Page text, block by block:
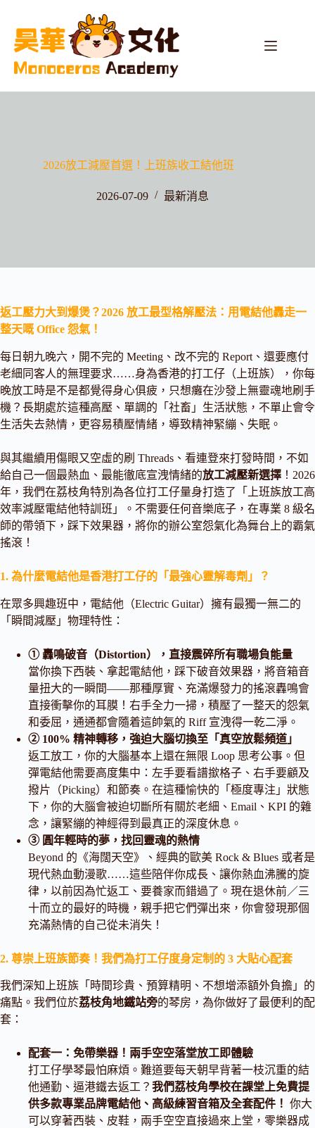
2026放工減壓首選！上班族收工結他班
2026-07-09 最新消息
返工壓力大到爆煲？2026 放工最型格解壓法：用電結他轟走一
整天嘅 Office 怨氣！
每日朝九晚六，開不完的 Meeting、改不完的 Report、還要應付
老細同客人的無理要求……身為香港的打工仔（上班族），你每
晚放工時是不是都覺得身心俱疲，只想癱在沙發上無靈魂地刷手
機？長期處於這種高壓、單調的「社畜」生活狀態，不單止會令
生活失去熱情，更容易積壓情緒，導致精神緊繃、失眠。
與其繼續用傷眼又空虛的刷 Threads、看連登來打發時間，不如
給自己一個最熱血、最能徹底宣洩情緒的放工減壓新選擇 ！2026
年，我們在荔枝角特別為各位打工仔量身打造了「上班族放工高
效率減壓電結他特訓班」。不需要任何音樂底子，在專業 8 級名
師的帶領下，踩下效果器，將你的辦公室怨氣化為舞台上的霸氣
搖滾！
1. 為什麼電結他是香港打工仔的「最強心靈解毒劑」？
在眾多興趣班中，電結他（Electric Guitar）擁有最獨一無二的
「瞬間減壓」物理特性：
① 轟鳴破音（Distortion），直接震碎所有職場負能量
當你換下西裝、拿起電結他，踩下破音效果器，將音箱音
量扭大的一瞬間——那種厚實、充滿爆發力的搖滾轟鳴會
直接衝擊你的耳膜！右手全力一掃，積壓了一整天的怨氣
和委屈，通通都會隨着這帥氣的 Riff 宣洩得一乾二淨。
② 100% 精神轉移，強迫大腦切換至「真空放鬆頻道」
返工放工，你的大腦基本上還在無限 Loop 思考公事。但
彈電結他需要高度集中：左手要看譜撳格子、右手要顧及
撥片（Picking）和節奏。在這種愉快的「極度專注」狀態
下，你的大腦會被迫切斷所有關於老細、Email、KPI 的雜
念，讓緊繃的神經得到最真正的深度休息。
③ 圓年輕時的夢，找回靈魂的熱情
Beyond 的《海闊天空》、經典的歐美 Rock & Blues 或者是
現代熱血動漫歌……這些陪伴你成長、讓你熱血沸騰的旋
律，以前因為忙返工、要養家而錯過了。現在退休前／三
十而立的最好的時機，親手把它們彈出來，你會發現那個
充滿熱情的自己從未消失！
2. 尊崇上班族節奏！我們為打工仔度身定制的 3 大貼心配套
我們深知上班族「時間珍貴、預算精明、不想增添額外負擔」的
痛點。我們位於荔枝角地鐵站旁的琴房，為你做好了最便利的配
套：
配套一：免帶樂器！兩手空空落堂放工即體驗
打工仔學琴最怕麻煩。難道要每天朝早背著一枝沉重的結
他通勤、逼港鐵去返工？ 我們荔枝角學校在課堂上免費提
供多款專業品牌電結他、高級練習音箱及全套配件！ 你大
可以穿著西裝、皮鞋，兩手空空直接過來上堂，零樂器成